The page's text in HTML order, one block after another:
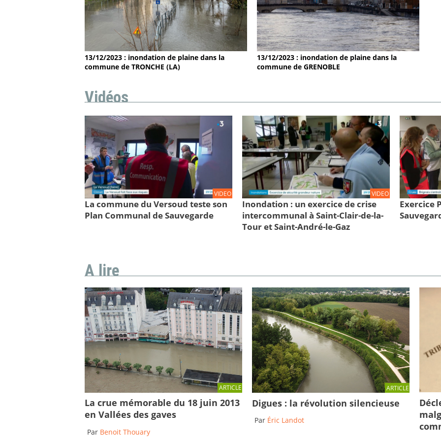
13/12/2023 : inondation de plaine dans la
commune de TRONCHE (LA)
13/12/2023 : inondation de plaine dans la
commune de GRENOBLE
Vidéos
VIDEO
La commune du Versoud teste son
Plan Communal de Sauvegarde
VIDEO
Inondation : un exercice de crise
intercommunal à Saint-Clair-de-la-
Tour et Saint-André-le-Gaz
Exercice
A lire
ARTICLE
La crue mémorable du 18 juin 2013
en Vallées des gaves
Par Benoit Thouary
ARTICLE
Digues : la révolution silencieuse
Par Éric Landot